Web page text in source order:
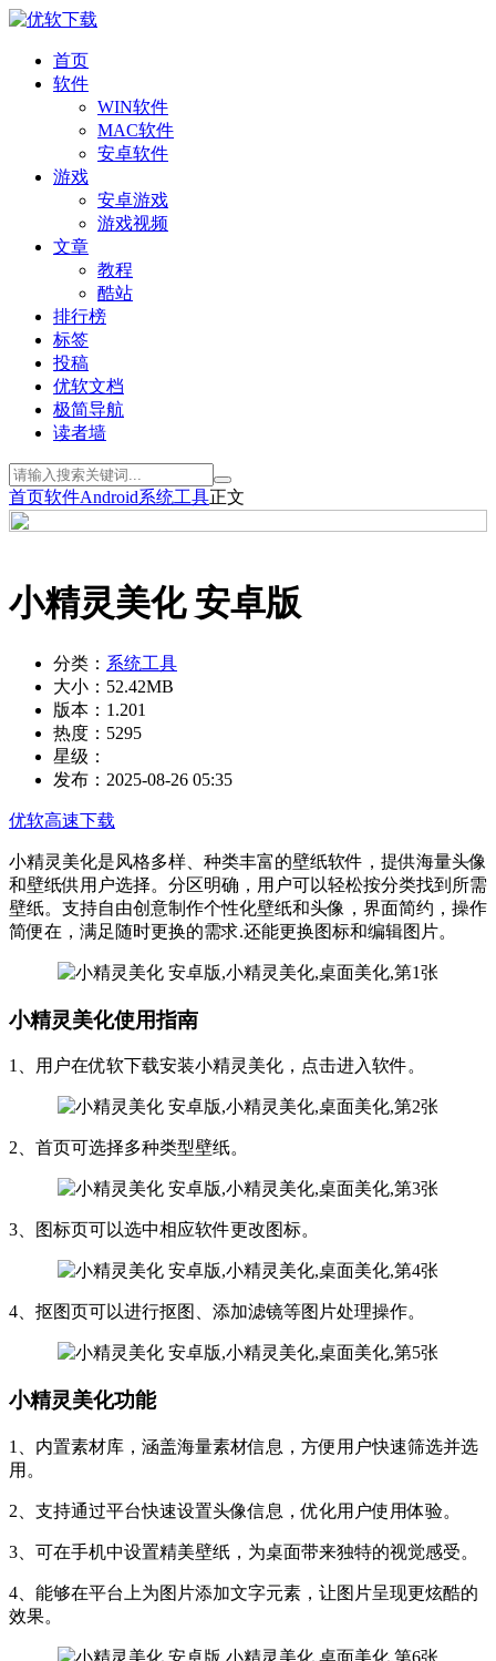
首页
软件
WIN软件
MAC软件
安卓软件
游戏
安卓游戏
游戏视频
文章
教程
酷站
排行榜
标签
投稿
优软文档
极简导航
读者墙
首页软件Android系统工具正文
小精灵美化 安卓版
分类： 系统工具
大小： 52.42MB
版本： 1.201
热度： 5295
星级：
发布： 2025-08-26 05:35
优软高速下载
小精灵美化是风格多样、种类丰富的壁纸软件，提供海量头像
和壁纸供用户选择。分区明确，用户可以轻松按分类找到所需
壁纸。支持自由创意制作个性化壁纸和头像，界面简约，操作
简便在，满足随时更换的需求.还能更换图标和编辑图片。
小精灵美化使用指南
1、用户在优软下载安装小精灵美化，点击进入软件。
2、首页可选择多种类型壁纸。
3、图标页可以选中相应软件更改图标。
4、抠图页可以进行抠图、添加滤镜等图片处理操作。
小精灵美化功能
1、内置素材库，涵盖海量素材信息，方便用户快速筛选并选
用。
2、支持通过平台快速设置头像信息，优化用户使用体验。
3、可在手机中设置精美壁纸，为桌面带来独特的视觉感受。
4、能够在平台上为图片添加文字元素，让图片呈现更炫酷的
效果。